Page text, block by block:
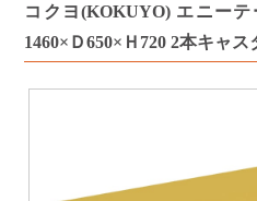
コクヨ(KOKUYO) エニー
1460×Ｄ650×Ｈ720 2本キャ